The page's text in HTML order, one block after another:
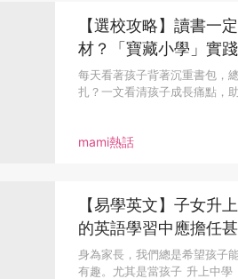
mami熱話
【選校攻略】讀書一
材？「寶藏小學」實
潛能
每天看著孩子背著沉重書包，
扎？一文看清孩子成長痛點，
【易學英文】子女升
的英語學習中應擔任
身為家長，我們總是希望孩子
有趣。尤其是當孩子 升上中學